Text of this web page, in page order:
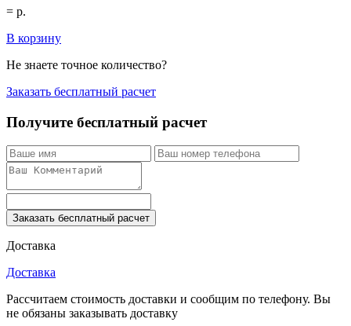
= р.
В корзину
Не знаете точное количество?
Заказать бесплатный расчет
Получите бесплатный расчет
Заказать бесплатный расчет
Доставка
Доставка
Рассчитаем стоимость доставки и сообщим по телефону. Вы
не обязаны заказывать доставку